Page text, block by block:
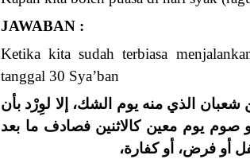
JAWABAN :
Ketika kita sudah terbiasa
tanggal 30 Sya’ban
الذي منه يوم الشك، إلا لوِرْد بأن
صوم يوم معين كالاثنين فصادف ما بعد
أو فرض، أو كفارة،